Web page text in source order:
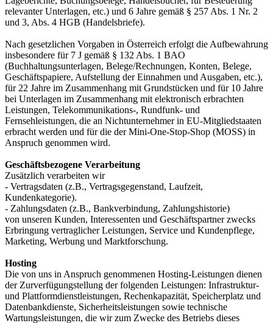
relevanter Unterlagen, etc.) und 6 Jahre gemäß § 257 Abs. 1 Nr. 2
und 3, Abs. 4 HGB (Handelsbriefe).
Nach gesetzlichen Vorgaben in Österreich erfolgt die Aufbewahrung
insbesondere für 7 J gemäß § 132 Abs. 1 BAO
(Buchhaltungsunterlagen, Belege/Rechnungen, Konten, Belege,
Geschäftspapiere, Aufstellung der Einnahmen und Ausgaben, etc.),
für 22 Jahre im Zusammenhang mit Grundstücken und für 10 Jahre
bei Unterlagen im Zusammenhang mit elektronisch erbrachten
Leistungen, Telekommunikations-, Rundfunk- und
Fernsehleistungen, die an Nichtunternehmer in EU-Mitgliedstaaten
erbracht werden und für die der Mini-One-Stop-Shop (MOSS) in
Anspruch genommen wird.
Geschäftsbezogene Verarbeitung
Zusätzlich verarbeiten wir
- Vertragsdaten (z.B., Vertragsgegenstand, Laufzeit,
Kundenkategorie).
- Zahlungsdaten (z.B., Bankverbindung, Zahlungshistorie)
von unseren Kunden, Interessenten und Geschäftspartner zwecks
Erbringung vertraglicher Leistungen, Service und Kundenpflege,
Marketing, Werbung und Marktforschung.
Hosting
Die von uns in Anspruch genommenen Hosting-Leistungen dienen
der Zurverfügungstellung der folgenden Leistungen: Infrastruktur-
und Plattformdienstleistungen, Rechenkapazität, Speicherplatz und
Datenbankdienste, Sicherheitsleistungen sowie technische
Wartungsleistungen, die wir zum Zwecke des Betriebs dieses